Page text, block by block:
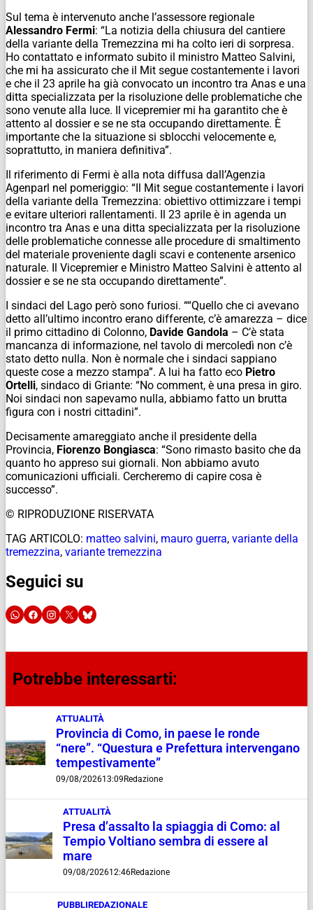
Sul tema è intervenuto anche l’assessore regionale
Alessandro Fermi: “La notizia della chiusura del cantiere
della variante della Tremezzina mi ha colto ieri di sorpresa.
Ho contattato e informato subito il ministro Matteo Salvini,
che mi ha assicurato che il Mit segue costantemente i lavori
e che il 23 aprile ha già convocato un incontro tra Anas e una
ditta specializzata per la risoluzione delle problematiche che
sono venute alla luce. Il vicepremier mi ha garantito che è
attento al dossier e se ne sta occupando direttamente. È
importante che la situazione si sblocchi velocemente e,
soprattutto, in maniera definitiva”.
Il riferimento di Fermi è alla nota diffusa dall’Agenzia
Agenparl nel pomeriggio: “Il Mit segue costantemente i lavori
della variante della Tremezzina: obiettivo ottimizzare i tempi
e evitare ulteriori rallentamenti. Il 23 aprile è in agenda un
incontro tra Anas e una ditta specializzata per la risoluzione
delle problematiche connesse alle procedure di smaltimento
del materiale proveniente dagli scavi e contenente arsenico
naturale. Il Vicepremier e Ministro Matteo Salvini è attento al
dossier e se ne sta occupando direttamente”.
I sindaci del Lago però sono furiosi. ““Quello che ci avevano
detto all’ultimo incontro erano differente, c’è amarezza – dice
il primo cittadino di Colonno, Davide Gandola – C’è stata
mancanza di informazione, nel tavolo di mercoledì non c’è
stato detto nulla. Non è normale che i sindaci sappiano
queste cose a mezzo stampa”. A lui ha fatto eco Pietro
Ortelli, sindaco di Griante: “No comment, è una presa in giro.
Noi sindaci non sapevamo nulla, abbiamo fatto un brutta
figura con i nostri cittadini”.
Decisamente amareggiato anche il presidente della
Provincia, Fiorenzo Bongiasca: “Sono rimasto basito che da
quanto ho appreso sui giornali. Non abbiamo avuto
comunicazioni ufficiali. Cercheremo di capire cosa è
successo”.
© RIPRODUZIONE RISERVATA
TAG ARTICOLO: matteo salvini, mauro guerra, variante della
tremezzina, variante tremezzina
Seguici su
Potrebbe interessarti:
ATTUALITÀ
Provincia di Como, in paese le ronde
“nere”. “Questura e Prefettura intervengano
tempestivamente”
09/08/202613:09 Redazione
ATTUALITÀ
Presa d’assalto la spiaggia di Como: al
Tempio Voltiano sembra di essere al
mare
09/08/202612:46Redazione
PUBBLIREDAZIONALE